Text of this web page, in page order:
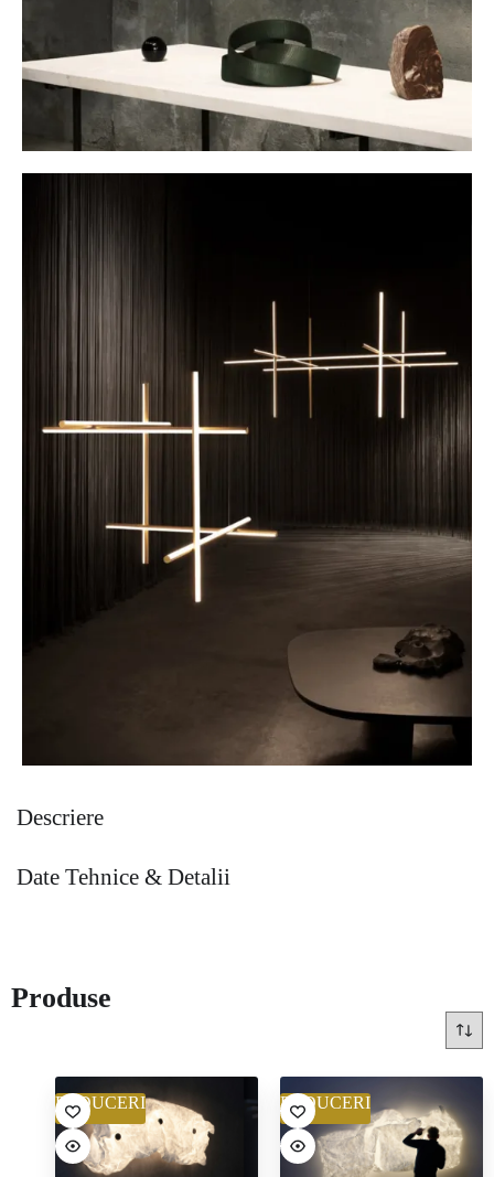
Descriere
Date Tehnice & Detalii
Produse
REDUCERI REDUCERI